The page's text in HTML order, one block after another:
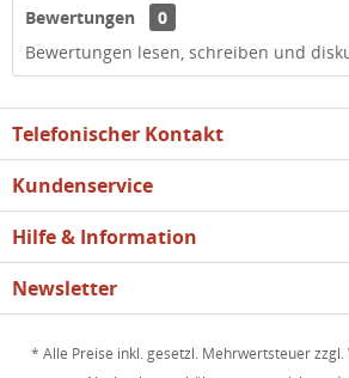
Bewertungen
0
Bewertungen lesen, schreiben und
Telefonischer Kontakt
Kundenservice
Hilfe & Information
Newsletter
* Alle Preise inkl. gesetzl. Mehrwertsteuer zzgl.